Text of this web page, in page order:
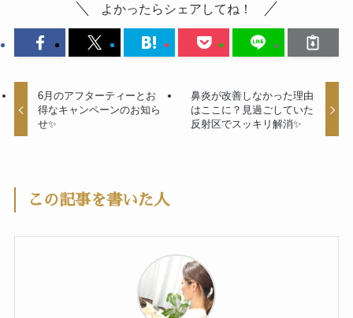
よかったらシェアしてね！
6月のアフターティーとお
得なキャンペーンのお知ら
せ✨
鼻炎が改善しなかった理由
はここに？見過ごしていた
反射区でスッキリ解消✨
この記事を書いた人